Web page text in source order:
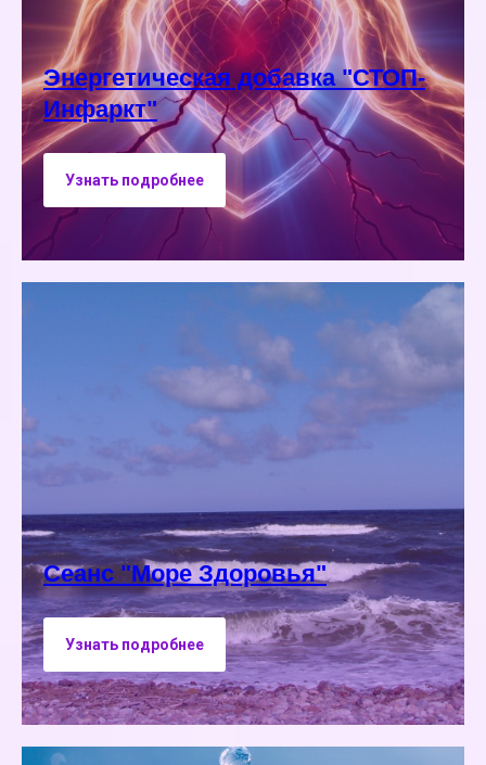
Энергетическая добавка "СТОП-
Инфаркт"
Узнать подробнее
Сеанс "Море Здоровья"
Узнать подробнее